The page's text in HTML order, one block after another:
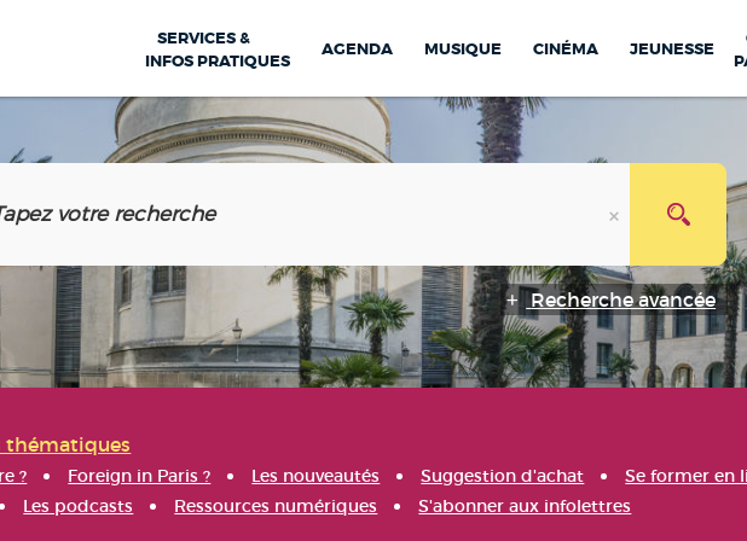
SERVICES &
INFOS PRATIQUES
AGENDA MUSIQUE CINÉMA JEUNESSE
Recherche avancée
thématiques
? Foreign in Paris ? Les nouveautés Suggestion d'achat
Se former en
Les podcasts Ressources numériques S'abonner aux infolettres